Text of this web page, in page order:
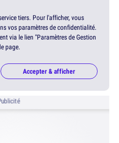
tiers. Pour l'afficher, vous
vos paramètres de confidentialité.
via le lien "Paramètres de Gestion
page.
Accepter & afficher